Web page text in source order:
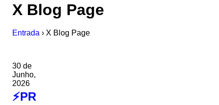
X Blog Page
Entrada › X Blog Page
30 de
Junho,
2026
⚡PR